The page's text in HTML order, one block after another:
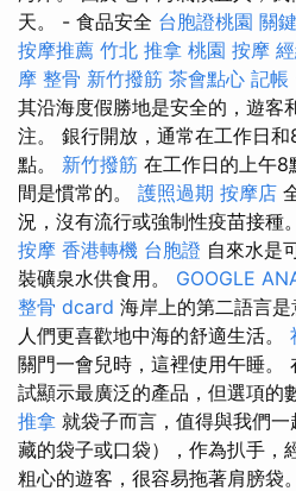
天。 - 食品安全 台胞證桃園 關
按摩推薦 竹北 推拿 桃園 按摩
摩 整骨 新竹撥筋 茶會點心 記帳
其沿海度假勝地是安全的，遊客
注。 銀行開放，通常在工作日
點。 新竹撥筋 在工作日的上午8
間是慣常的。 護照過期 按摩店
況，沒有流行或強制性疫苗接種。
按摩 香港轉機 台胞證 自來水是
裝礦泉水供食用。 GOOGLE
整骨 dcard 海岸上的第二語言
人們更喜歡地中海的舒適生活。
關門一會兒時，這裡使用午睡。
試顯示最廣泛的產品，但選項的
推拿 就袋子而言，值得與我們
藏的袋子或口袋），作為扒手，
粗心的遊客，很容易拖著肩膀袋。